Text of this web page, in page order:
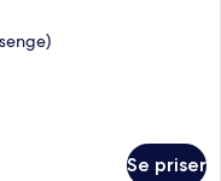
Se priser